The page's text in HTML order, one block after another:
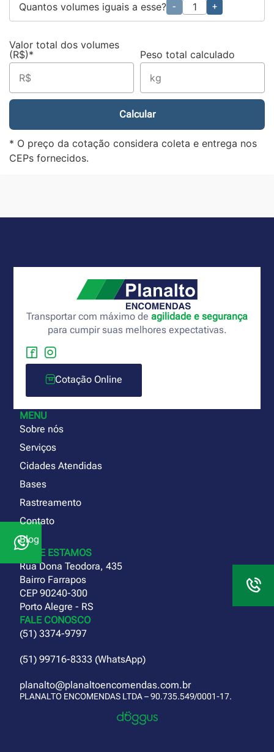
Quantos volumes iguais a esse? - +
Valor total dos volumes
(R$)*
Peso total calculado
Calcular
* O preço da cotação considera coleta e entrega nos
CEPs fornecidos.
Transportar com máximo de agilidade e segurança
para cumpir suas melhores expectativas.
Cotação Online
MENU
Sobre nós
Serviços
Cidades Atendidas
Bases
Rastreamento
Contato
Blog
ONDE ESTAMOS
Rua Dona Teodora, 435
Bairro Farrapos
CEP 90240-300
Porto Alegre - RS
FALE CONOSCO
(51) 3374-9797
(51) 99716-8333 (WhatsApp)
planalto@planaltoencomendas.com.br
PLANALTO ENCOMENDAS LTDA – 90.735.549/0001-17.